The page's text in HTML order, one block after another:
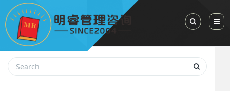
Toggle